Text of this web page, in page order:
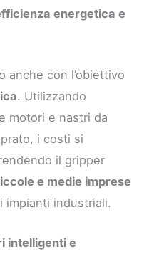
energetica e
anche con l’obiettivo
. Utilizzando
motori e nastri da
i costi si
il gripper
e medie imprese
impianti industriali.
intelligenti e